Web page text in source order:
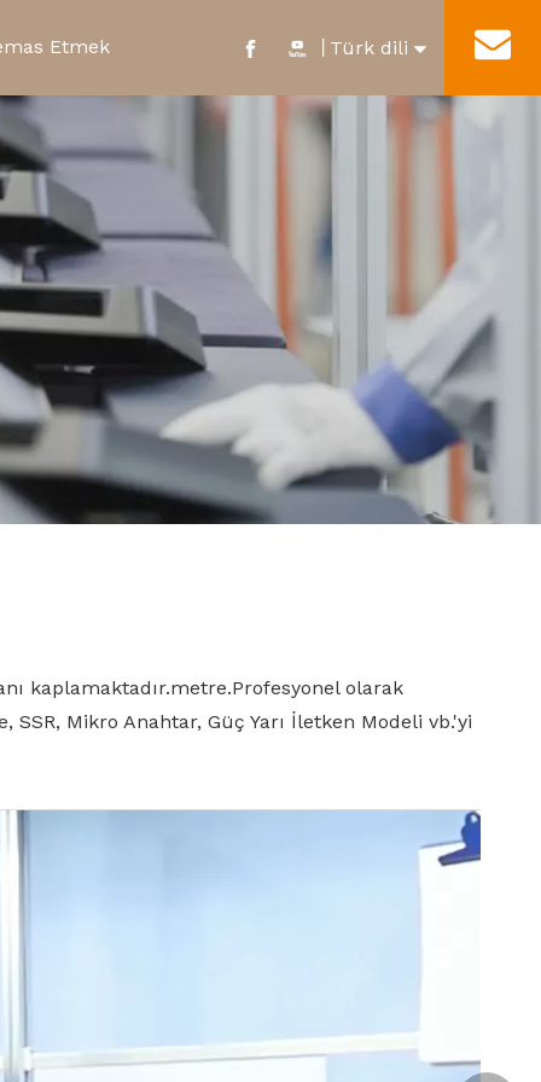
Suya Dayanıklı Mikro Anahtar
Etmek 丨Türk dili
Español
Português
Deutsch
Bahasa indonesia
kaplamaktadır.metre.Profesyonel olarak
Mikro Anahtar, Güç Yarı İletken Modeli vb.'yi